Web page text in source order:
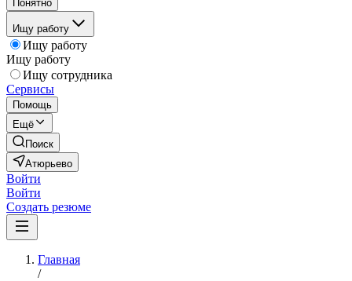
Понятно
Ищу работу
Ищу работу
Ищу работу
Ищу сотрудника
Сервисы
Помощь
Ещё
Поиск
Атюрьево
Войти
Войти
Создать резюме
Главная
/